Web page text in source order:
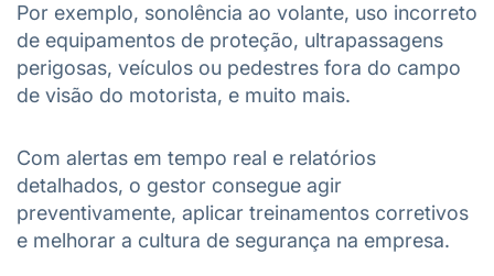
Por exemplo, sonolência ao volante, uso incorreto
de equipamentos de proteção, ultrapassagens
perigosas, veículos ou pedestres fora do campo
de visão do motorista, e muito mais.
Com alertas em tempo real e relatórios
detalhados, o gestor consegue agir
preventivamente, aplicar treinamentos corretivos
e melhorar a cultura de segurança na empresa.